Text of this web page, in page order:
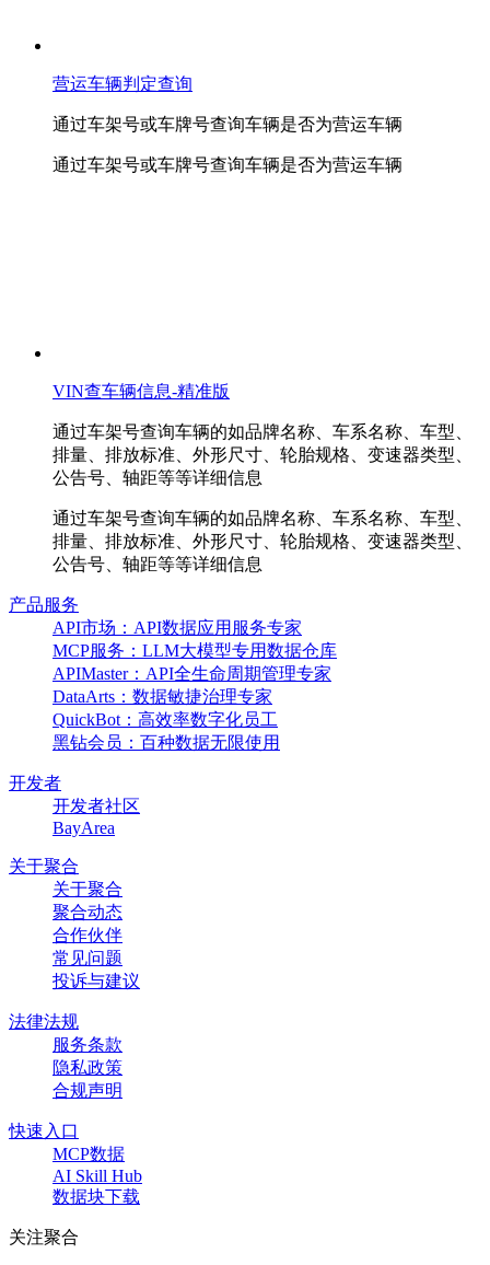
营运车辆判定查询
通过车架号或车牌号查询车辆是否为营运车辆
通过车架号或车牌号查询车辆是否为营运车辆
VIN查车辆信息-精准版
通过车架号查询车辆的如品牌名称、车系名称、车型、
排量、排放标准、外形尺寸、轮胎规格、变速器类型、
公告号、轴距等等详细信息
通过车架号查询车辆的如品牌名称、车系名称、车型、
排量、排放标准、外形尺寸、轮胎规格、变速器类型、
公告号、轴距等等详细信息
产品服务
API市场：API数据应用服务专家
MCP服务：LLM大模型专用数据仓库
APIMaster：API全生命周期管理专家
DataArts：数据敏捷治理专家
QuickBot：高效率数字化员工
黑钻会员：百种数据无限使用
开发者
开发者社区
BayArea
关于聚合
关于聚合
聚合动态
合作伙伴
常见问题
投诉与建议
法律法规
服务条款
隐私政策
合规声明
快速入口
MCP数据
AI Skill Hub
数据块下载
关注聚合